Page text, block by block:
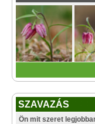
SZAVAZÁS
Ön mit szeret